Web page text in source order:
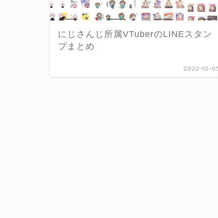
にじさんじ所属VTuberのLINEスタン
プまとめ
2022-10-